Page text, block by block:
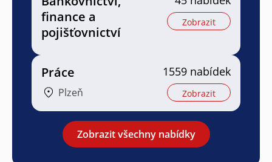
finance a
pojišťovnictví
Zobrazit
Práce
Plzeň
1559 nabídek
Zobrazit
Zobrazit všechny nabídky